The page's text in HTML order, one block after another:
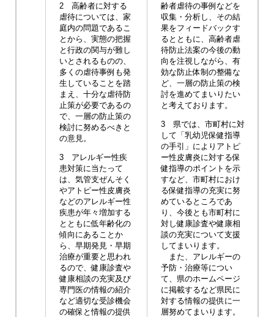
2 高齢者に対する
虐待については、家
庭内の問題であるこ
とから、実態の把握
と行政の関与が難し
いとされるものの、
多くの虐待事例も発
生していることを踏
まえ、十分な虐待防
止策が必要であるの
で、一層の防止策の
検討に努めるべきと
の意見。
3 アレルギー性疾
患対策に当たって
は、気管支ぜんそく
やアトピー性皮膚炎
などのアレルギー性
疾患が年々増加する
とともに低年齢化の
傾向にあることか
ら、早期発見・早期
治療が重要と思われ
るので、健康診査や
健康相談の充実及び
専門医の情報の紹介
など適切な受診機会
の確保と情報の提供
齢者虐待の事例などを
収集・分析し、その結
果をフィードバックす
るとともに、高齢者虐
待防止法案の今後の動
向を注視しながら、有
効な防止体制の整備な
ど、一層の防止策の検
討を進めてまいりたい
と考えております。
3 県では、市町村に対
して「乳幼児保健指導
の手引」によりアトピ
ー性皮膚炎に対する保
健指導のポイントを示
すなど、市町村におけ
る保健指導の充実に努
めているところであ
り、今後とも市町村に
対し健康診査や健康相
談の充実について支援
してまいります。
また、アレルギーの
予防・治療等につい
て、県のホームページ
に掲載するなど県民に
対する情報の提供に一
層努めてまいります。